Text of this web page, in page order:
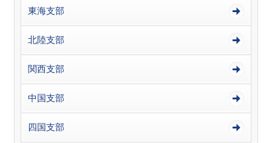
東海支部
北陸支部
関西支部
中国支部
四国支部